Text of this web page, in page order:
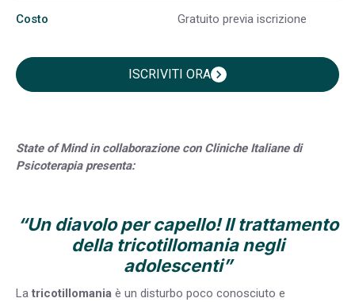
Costo Gratuito previa iscrizione
ISCRIVITI ORAchevron_right
State of Mind in collaborazione con Cliniche Italiane di
Psicoterapia presenta:
“Un diavolo per capello! Il trattamento
della tricotillomania negli
adolescenti”
La tricotillomania è un disturbo poco conosciuto e